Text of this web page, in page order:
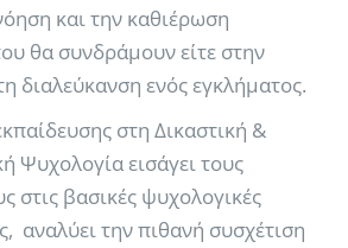
και την καθιέρωση
θα συνδράμουν είτε στην
διαλεύκανση ενός εγκλήματος.
στη Δικαστική &
Ψυχολογία εισάγει τους
στις βασικές ψυχολογικές
αναλύει την πιθανή συσχέτιση